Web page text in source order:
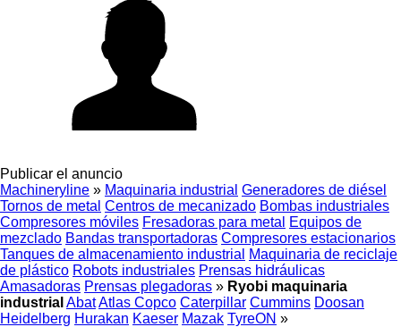
Publicar el anuncio
Machineryline » Maquinaria industrial Generadores de diésel
Tornos de metal Centros de mecanizado Bombas industriales
Compresores móviles Fresadoras para metal
Equipos de
mezclado Bandas transportadoras Compresores estacionarios
Tanques de almacenamiento industrial
Maquinaria de reciclaje
de plástico Robots industriales Prensas hidráulicas
Amasadoras Prensas plegadoras » Ryobi maquinaria
industrial AbatAtlas Copco Caterpillar Cummins Doosan
Heidelberg Hurakan Kaeser Mazak TyreON »